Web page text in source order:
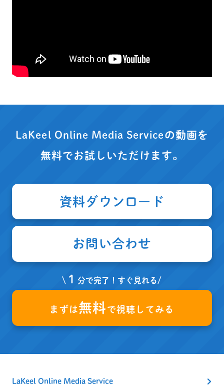
LaKeel Online Media Serviceの動画を
無料でお試しいただけます。
資料ダウンロード
お問い合わせ
\ １分で完了！すぐ見れる/
まずは無料 で視聴してみる
LaKeel Online Media Service